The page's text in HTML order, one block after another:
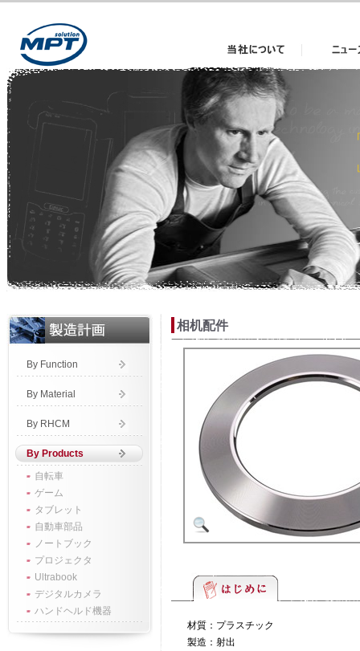
By Function
By Material
By RHCM
By Products
自転車
ゲーム
タブレット
自動車部品
ノートブック
プロジェクタ
Ultrabook
デジタルカメラ
ハンドヘルド機器
相机配件
材質：プラスチック
製造：射出